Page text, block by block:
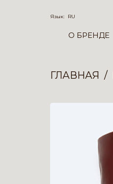
Язык: RU
О БРЕНДЕ
ГЛАВНАЯ